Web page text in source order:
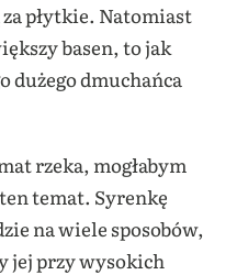
płytkie. Natomiast
basen, to jak
dużego dmuchańca
rzeka, mogłabym
temat. Syrenkę
na wiele sposobów,
jej przy wysokich